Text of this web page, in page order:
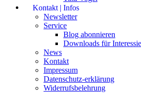
Kontakt | Infos
Newsletter
Service
Blog abonnieren
Downloads für
News
Kontakt
Impressum
Datenschutz-erklärung
Widerrufsbelehrung